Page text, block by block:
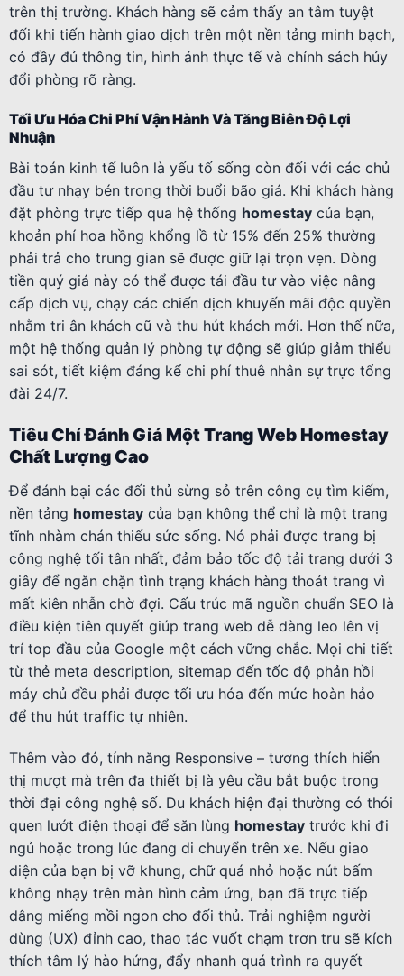
trên thị trường. Khách hàng sẽ cảm thấy an tâm tuyệt
đối khi tiến hành giao dịch trên một nền tảng minh bạch,
có đầy đủ thông tin, hình ảnh thực tế và chính sách hủy
đổi phòng rõ ràng.
Tối Ưu Hóa Chi Phí Vận Hành Và Tăng Biên Độ Lợi
Nhuận
Bài toán kinh tế luôn là yếu tố sống còn đối với các chủ
đầu tư nhạy bén trong thời buổi bão giá. Khi khách hàng
đặt phòng trực tiếp qua hệ thống homestay của bạn,
khoản phí hoa hồng khổng lồ từ 15% đến 25% thường
phải trả cho trung gian sẽ được giữ lại trọn vẹn. Dòng
tiền quý giá này có thể được tái đầu tư vào việc nâng
cấp dịch vụ, chạy các chiến dịch khuyến mãi độc quyền
nhằm tri ân khách cũ và thu hút khách mới. Hơn thế nữa,
một hệ thống quản lý phòng tự động sẽ giúp giảm thiểu
sai sót, tiết kiệm đáng kể chi phí thuê nhân sự trực tổng
đài 24/7.
Tiêu Chí Đánh Giá Một Trang Web Homestay
Chất Lượng Cao
Để đánh bại các đối thủ sừng sỏ trên công cụ tìm kiếm,
nền tảng homestay của bạn không thể chỉ là một trang
tĩnh nhàm chán thiếu sức sống. Nó phải được trang bị
công nghệ tối tân nhất, đảm bảo tốc độ tải trang dưới 3
giây để ngăn chặn tình trạng khách hàng thoát trang vì
mất kiên nhẫn chờ đợi. Cấu trúc mã nguồn chuẩn SEO là
điều kiện tiên quyết giúp trang web dễ dàng leo lên vị
trí top đầu của Google một cách vững chắc. Mọi chi tiết
từ thẻ meta description, sitemap đến tốc độ phản hồi
máy chủ đều phải được tối ưu hóa đến mức hoàn hảo
để thu hút traffic tự nhiên.
Thêm vào đó, tính năng Responsive – tương thích hiển
thị mượt mà trên đa thiết bị là yêu cầu bắt buộc trong
thời đại công nghệ số. Du khách hiện đại thường có thói
quen lướt điện thoại để săn lùng homestay trước khi đi
ngủ hoặc trong lúc đang di chuyển trên xe. Nếu giao
diện của bạn bị vỡ khung, chữ quá nhỏ hoặc nút bấm
không nhạy trên màn hình cảm ứng, bạn đã trực tiếp
dâng miếng mồi ngon cho đối thủ. Trải nghiệm người
dùng (UX) đỉnh cao, thao tác vuốt chạm trơn tru sẽ kích
thích tâm lý hào hứng, đẩy nhanh quá trình ra quyết